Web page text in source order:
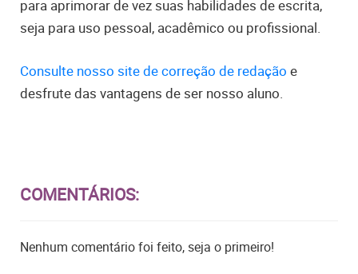
para aprimorar de vez suas habilidades de escrita,
seja para uso pessoal, acadêmico ou profissional.
Consulte nosso site de correção de redaçãoe
desfrute das vantagens de ser nosso aluno.
COMENTÁRIOS:
Nenhum comentário foi feito, seja o primeiro!